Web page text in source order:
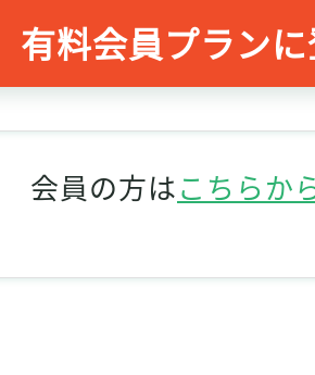
有料会員プラン
会員の方はこちらか